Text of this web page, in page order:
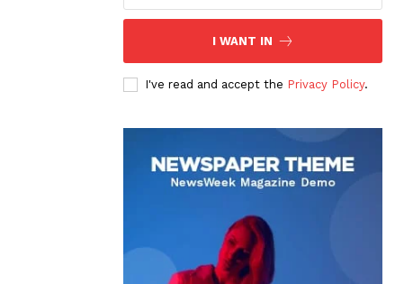
I WANT IN
I've read and accept the Privacy Policy.